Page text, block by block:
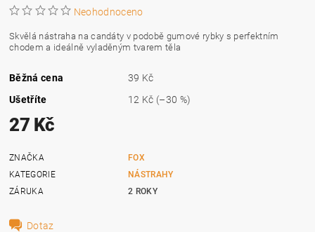
Neohodnoceno
Skvělá nástraha na candáty v podobě gumové rybky s perfektním
chodem a ideálně vyladěným tvarem těla
Běžná cena
39 Kč
Ušetříte
12 Kč (–30 %)
27 Kč
ZNAČKA
FOX
KATEGORIE
NÁSTRAHY
ZÁRUKA
2 ROKY
Dotaz